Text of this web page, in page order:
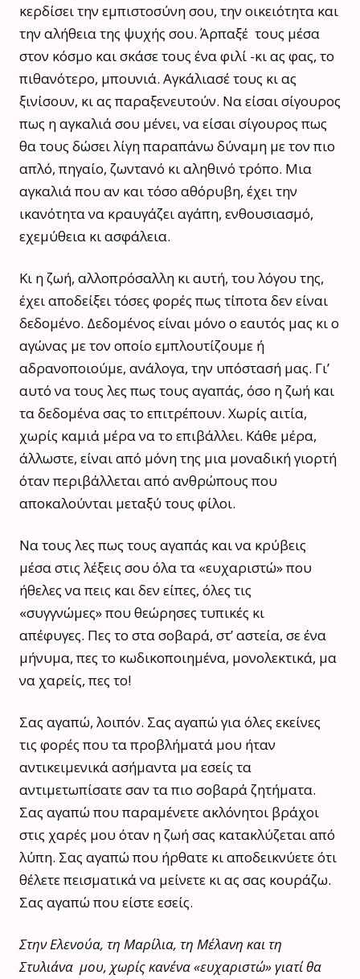
κερδίσει την εμπιστοσύνη σου, την οικειότητα και
την αλήθεια της ψυχής σου. Άρπαξέ τους μέσα
στον κόσμο και σκάσε τους ένα φιλί -κι ας φας, το
πιθανότερο, μπουνιά. Αγκάλιασέ τους κι ας
ξινίσουν, κι ας παραξενευτούν. Να είσαι σίγουρος
πως η αγκαλιά σου μένει, να είσαι σίγουρος πως
θα τους δώσει λίγη παραπάνω δύναμη με τον πιο
απλό, πηγαίο, ζωντανό κι αληθινό τρόπο. Μια
αγκαλιά που αν και τόσο αθόρυβη, έχει την
ικανότητα να κραυγάζει αγάπη, ενθουσιασμό,
εχεμύθεια κι ασφάλεια.
Κι η ζωή, αλλοπρόσαλλη κι αυτή, του λόγου της,
έχει αποδείξει τόσες φορές πως τίποτα δεν είναι
δεδομένο. Δεδομένος είναι μόνο ο εαυτός μας κι ο
αγώνας με τον οποίο εμπλουτίζουμε ή
αδρανοποιούμε, ανάλογα, την υπόστασή μας. Γι’
αυτό να τους λες πως τους αγαπάς, όσο η ζωή και
τα δεδομένα σας το επιτρέπουν. Χωρίς αιτία,
χωρίς καμιά μέρα να το επιβάλλει. Κάθε μέρα,
άλλωστε, είναι από μόνη της μια μοναδική γιορτή
όταν περιβάλλεται από ανθρώπους που
αποκαλούνται μεταξύ τους φίλοι.
Να τους λες πως τους αγαπάς και να κρύβεις
μέσα στις λέξεις σου όλα τα «ευχαριστώ» που
ήθελες να πεις και δεν είπες, όλες τις
«συγγνώμες» που θεώρησες τυπικές κι
απέφυγες. Πες το στα σοβαρά, στ’ αστεία, σε ένα
μήνυμα, πες το κωδικοποιημένα, μονολεκτικά, μα
να χαρείς, πες το!
Σας αγαπώ, λοιπόν. Σας αγαπώ για όλες εκείνες
τις φορές που τα προβλήματά μου ήταν
αντικειμενικά ασήμαντα μα εσείς τα
αντιμετωπίσατε σαν τα πιο σοβαρά ζητήματα.
Σας αγαπώ που παραμένετε ακλόνητοι βράχοι
στις χαρές μου όταν η ζωή σας κατακλύζεται από
λύπη. Σας αγαπώ που ήρθατε κι αποδεικνύετε ότι
θέλετε πεισματικά να μείνετε κι ας σας κουράζω.
Σας αγαπώ που είστε εσείς.
Στην Ελενούα, τη Μαρίλια, τη Μέλανη και τη
Στυλιάνα μου, χωρίς κανένα «ευχαριστώ» γιατί θα